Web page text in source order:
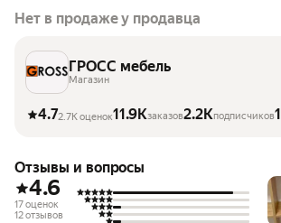
Нет в продаже у продавца
ГРОСС мебель
Магазин
4.72.7K оценок11.9Kзаказов2.2Kподписчиков1
Отзывы и вопросы
4.6
17 оценок
12 отзывов